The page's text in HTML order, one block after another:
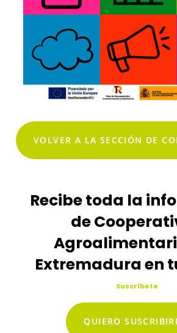
VOLVER A LA SECCIÓN DE
Recibe toda la
de
Extremadura en
Suscríbete
QUIERO